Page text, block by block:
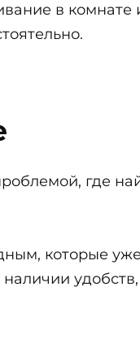
в
где
которые